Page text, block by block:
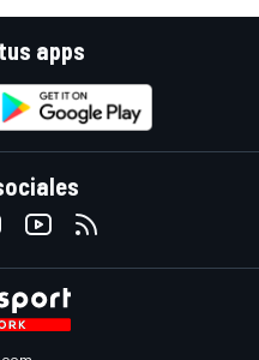
apps